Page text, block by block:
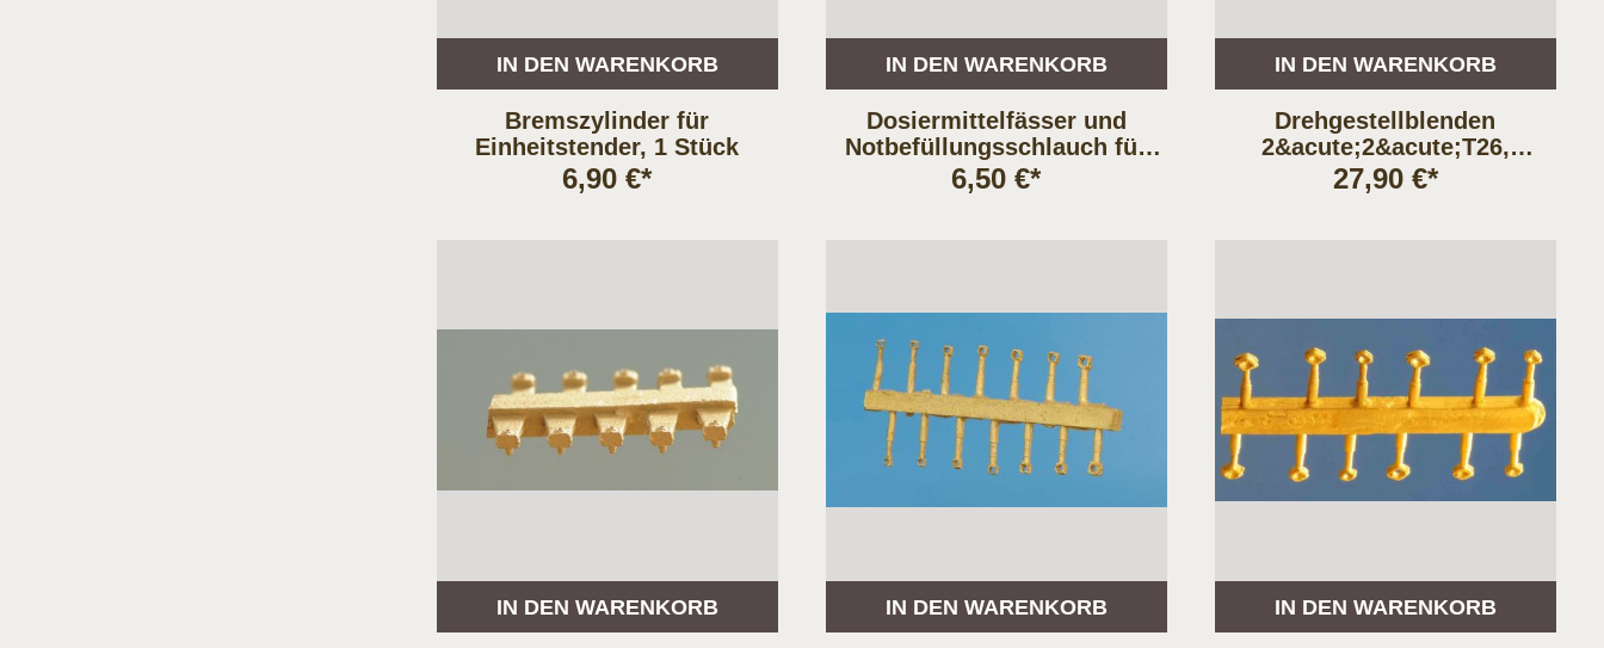
IN DEN WARENKORB
Bremszylinder für
Einheitstender, 1 Stück
6,90 €*
IN DEN WARENKORB
Dosiermittelfässer und
Notbefüllungsschlauch für
KST-Loks, NG H0
6,50 €*
IN DEN WARENKORB
Drehgestellblenden
2&acute;2&acute;T26,
Messingguß - Bausatz. 1
27,90 €*
IN DEN WARENKORB IN DEN WARENKORB IN DEN WARENKORB